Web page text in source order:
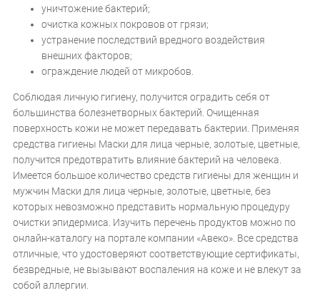
уничтожение бактерий;
очистка кожных покровов от грязи;
устранение последствий вредного воздействия
внешних факторов;
ограждение людей от микробов.
Соблюдая личную гигиену, получится оградить себя от
большинства болезнетворных бактерий. Очищенная
поверхность кожи не может передавать бактерии. Применяя
средства гигиены Маски для лица черные, золотые, цветные,
получится предотвратить влияние бактерий на человека.
Имеется большое количество средств гигиены для женщин и
мужчин Маски для лица черные, золотые, цветные, без
которых невозможно представить нормальную процедуру
очистки эпидермиса. Изучить перечень продуктов можно по
онлайн-каталогу на портале компании «Авеко». Все средства
отличные, что удостоверяют соответствующие сертификаты,
безвредные, не вызывают воспаления на коже и не влекут за
собой аллергии.